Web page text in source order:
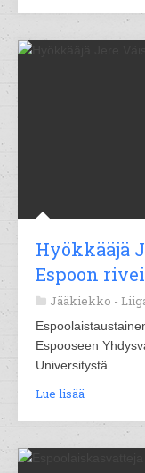
Hyökkääjä
Espoon
Jääkiekko -
Espooseen
Universitystä.
Lue lisää